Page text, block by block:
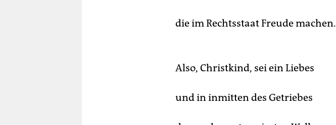
die im Rechtsstaat Freude machen.
Also, Christkind, sei ein Liebes
und in inmitten des Getriebes